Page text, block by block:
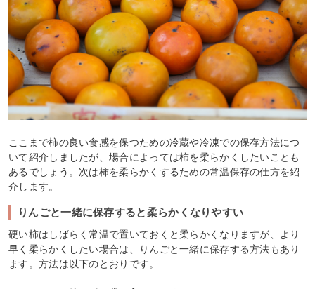
ここまで柿の良い食感を保つための冷蔵や冷凍での保存方法につ
いて紹介しましたが、場合によっては柿を柔らかくしたいことも
あるでしょう。次は柿を柔らかくするための常温保存の仕方を紹
介します。
りんごと一緒に保存すると柔らかくなりやすい
硬い柿はしばらく常温で置いておくと柔らかくなりますが、より
早く柔らかくしたい場合は、りんごと一緒に保存する方法もあり
ます。方法は以下のとおりです。